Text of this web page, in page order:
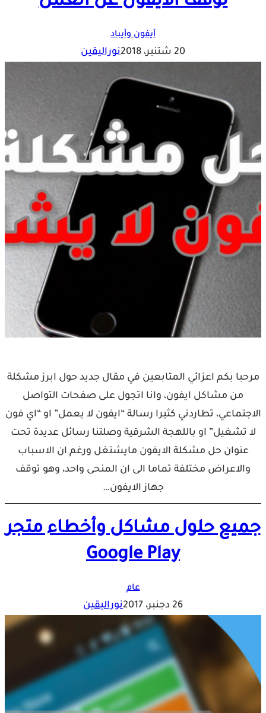
آيفون وآيباد
20 شتنبر، 2018 نوراليقين
مرحبا بكم اعزائي المتابعين في مقال جديد حول ابرز مشكلة
من مشاكل ايفون، وانا اتجول على صفحات التواصل
الاجتماعي، تطاردني كثيرا رسالة “ايفون لا يعمل” او “اي فون
لا تشغيل” او باللهجة الشرقية وصلتنا رسائل عديدة تحت
عنوان حل مشكلة الايفون مايشتغل ورغم ان الاسباب
والاعراض مختلفة تماما الى ان المنحى واحد، وهو توقف
جهاز الايفون…
جميع حلول مشاكل وأخطاء متجر
Google Play
عام
26 دجنبر، 2017 نوراليقين